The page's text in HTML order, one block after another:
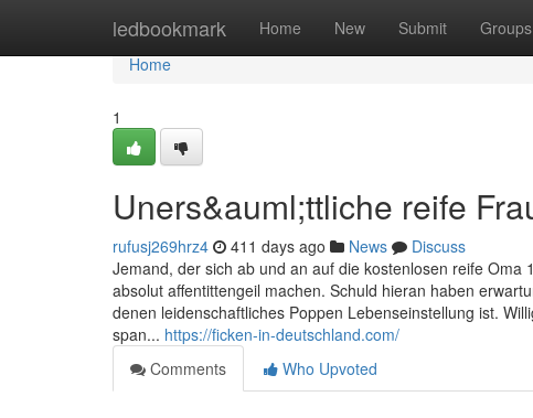
ledbookmark Home New Submit Groups
Home
Home
1
Uners&auml;ttliche reife
rufusj269hrz4 411 days ago News
Discuss
Jemand, der sich ab und an auf die kostenlosen reife
absolut affentittengeil machen. Schuld hieran haben
denen leidenschaftliches Poppen Lebenseinstellung ist.
span... https://ficken-in-deutschland.com/
Comments
Who Upvoted